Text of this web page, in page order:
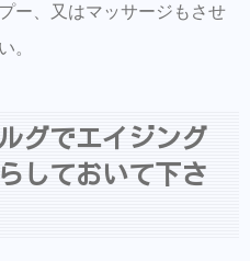
ー、又はマッサージもさせ
。
グでエイジング
しておいて下さ